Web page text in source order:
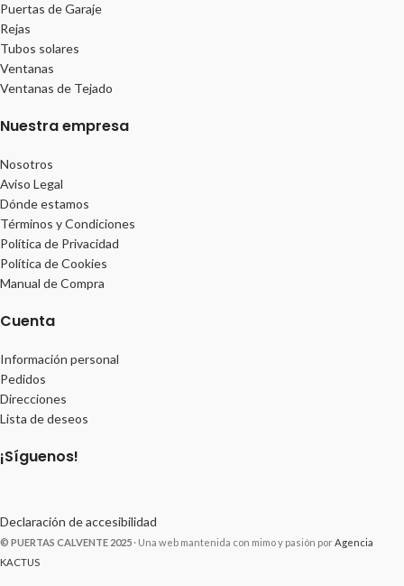
Puertas de Garaje
Rejas
Tubos solares
Ventanas
Ventanas de Tejado
Nuestra empresa
Nosotros
Aviso Legal
Dónde estamos
Términos y Condiciones
Política de Privacidad
Política de Cookies
Manual de Compra
Cuenta
Información personal
Pedidos
Direcciones
Lista de deseos
¡Síguenos!
Declaración de accesibilidad
© PUERTAS CALVENTE 2025 · Una web mantenida con mimo y pasión porAgencia
KACTUS